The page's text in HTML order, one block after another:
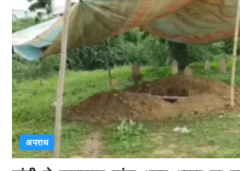
अपराध